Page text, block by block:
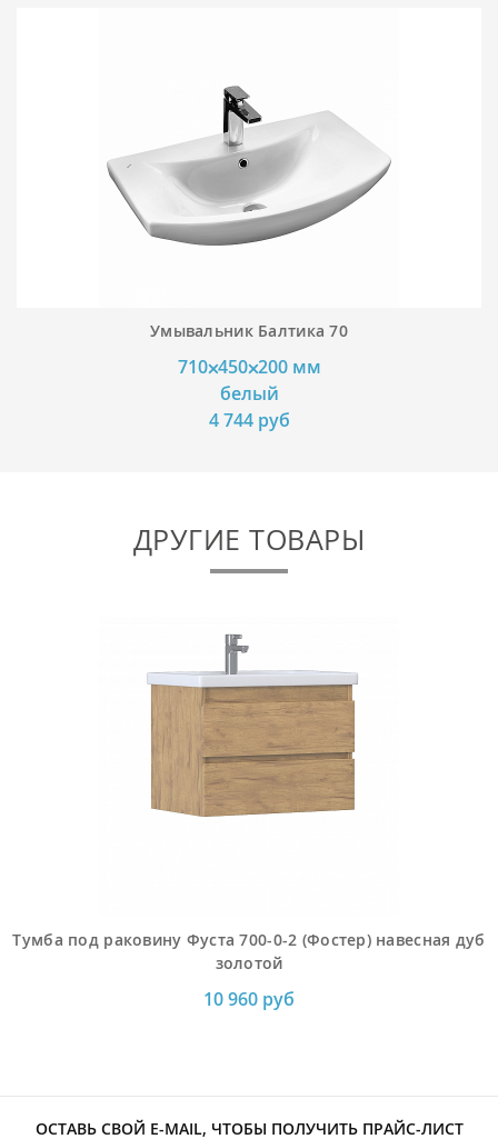
Умывальник Балтика 70
710⨉450⨉200 мм
белый
4 744 руб
ДРУГИЕ ТОВАРЫ
Тумба под раковину Фуста 700-0-2 (Фостер) навесная дуб
золотой
10 960 руб
ОСТАВЬ СВОЙ E-MAIL, ЧТОБЫ ПОЛУЧИТЬ ПРАЙС-ЛИСТ